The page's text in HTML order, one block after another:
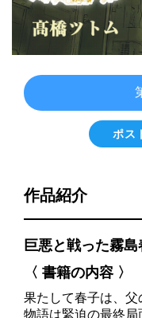
ポス
作品紹介
巨悪と戦った霧
〈 書籍の内容 〉
果たして春子は、父
物語は緊迫の最終局